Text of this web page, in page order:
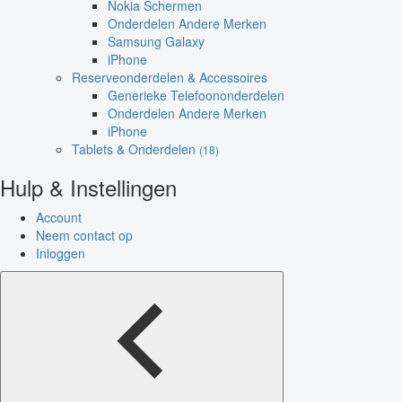
Nokia Schermen
Onderdelen Andere Merken
Samsung Galaxy
iPhone
Reserveonderdelen & Accessoires
Generieke Telefoononderdelen
Onderdelen Andere Merken
iPhone
Tablets & Onderdelen (18)
Hulp & Instellingen
Account
Neem contact op
Inloggen